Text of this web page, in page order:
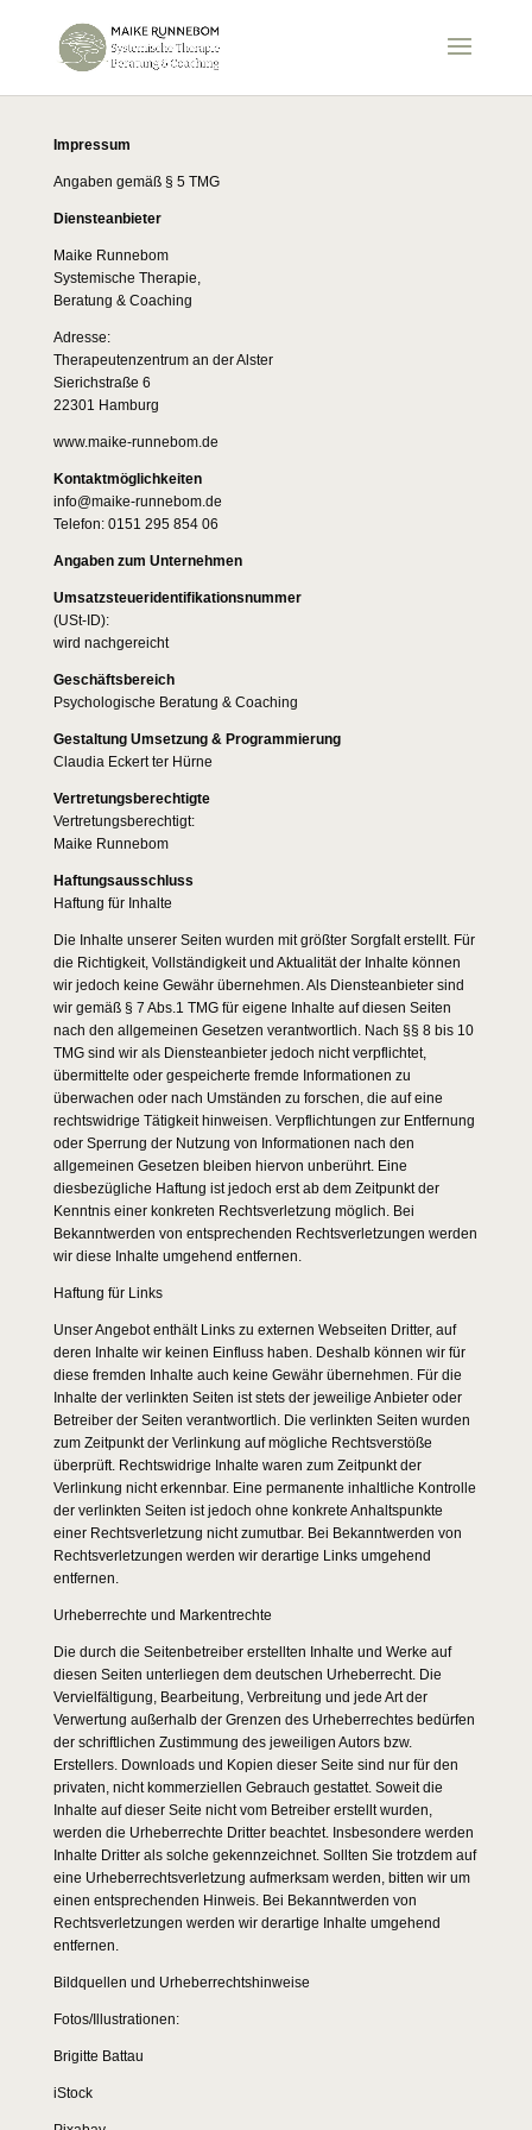
Impressum
Angaben gemäß § 5 TMG
Diensteanbieter
Maike Runnebom
Systemische Therapie,
Beratung & Coaching
Adresse:
Therapeutenzentrum an der Alster
Sierichstraße 6
22301 Hamburg
www.maike-runnebom.de
Kontaktmöglichkeiten
info@maike-runnebom.de
Telefon: 0151 295 854 06
Angaben zum Unternehmen
Umsatzsteueridentifikationsnummer
(USt-ID):
wird nachgereicht
Geschäftsbereich
Psychologische Beratung & Coaching
Gestaltung Umsetzung & Programmierung
Claudia Eckert ter Hürne
Vertretungsberechtigte
Vertretungsberechtigt:
Maike Runnebom
Haftungsausschluss
Haftung für Inhalte
Die Inhalte unserer Seiten wurden mit größter Sorgfalt erstellt. Für
die Richtigkeit, Vollständigkeit und Aktualität der Inhalte können
wir jedoch keine Gewähr übernehmen. Als Diensteanbieter sind
wir gemäß § 7 Abs.1 TMG für eigene Inhalte auf diesen Seiten
nach den allgemeinen Gesetzen verantwortlich. Nach §§ 8 bis 10
TMG sind wir als Diensteanbieter jedoch nicht verpflichtet,
übermittelte oder gespeicherte fremde Informationen zu
überwachen oder nach Umständen zu forschen, die auf eine
rechtswidrige Tätigkeit hinweisen. Verpflichtungen zur Entfernung
oder Sperrung der Nutzung von Informationen nach den
allgemeinen Gesetzen bleiben hiervon unberührt. Eine
diesbezügliche Haftung ist jedoch erst ab dem Zeitpunkt der
Kenntnis einer konkreten Rechtsverletzung möglich. Bei
Bekanntwerden von entsprechenden Rechtsverletzungen werden
wir diese Inhalte umgehend entfernen.
Haftung für Links
Unser Angebot enthält Links zu externen Webseiten Dritter, auf
deren Inhalte wir keinen Einfluss haben. Deshalb können wir für
diese fremden Inhalte auch keine Gewähr übernehmen. Für die
Inhalte der verlinkten Seiten ist stets der jeweilige Anbieter oder
Betreiber der Seiten verantwortlich. Die verlinkten Seiten wurden
zum Zeitpunkt der Verlinkung auf mögliche Rechtsverstöße
überprüft. Rechtswidrige Inhalte waren zum Zeitpunkt der
Verlinkung nicht erkennbar. Eine permanente inhaltliche Kontrolle
der verlinkten Seiten ist jedoch ohne konkrete Anhaltspunkte
einer Rechtsverletzung nicht zumutbar. Bei Bekanntwerden von
Rechtsverletzungen werden wir derartige Links umgehend
entfernen.
Urheberrechte und Markentrechte
Die durch die Seitenbetreiber erstellten Inhalte und Werke auf
diesen Seiten unterliegen dem deutschen Urheberrecht. Die
Vervielfältigung, Bearbeitung, Verbreitung und jede Art der
Verwertung außerhalb der Grenzen des Urheberrechtes bedürfen
der schriftlichen Zustimmung des jeweiligen Autors bzw.
Erstellers. Downloads und Kopien dieser Seite sind nur für den
privaten, nicht kommerziellen Gebrauch gestattet. Soweit die
Inhalte auf dieser Seite nicht vom Betreiber erstellt wurden,
werden die Urheberrechte Dritter beachtet. Insbesondere werden
Inhalte Dritter als solche gekennzeichnet. Sollten Sie trotzdem auf
eine Urheberrechtsverletzung aufmerksam werden, bitten wir um
einen entsprechenden Hinweis. Bei Bekanntwerden von
Rechtsverletzungen werden wir derartige Inhalte umgehend
entfernen.
Bildquellen und Urheberrechtshinweise
Fotos/Illustrationen:
Brigitte Battau
iStock